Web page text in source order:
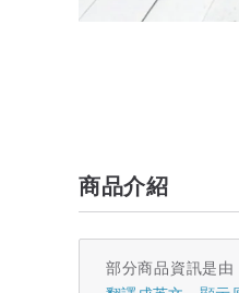
商品介紹
部分商品資訊是